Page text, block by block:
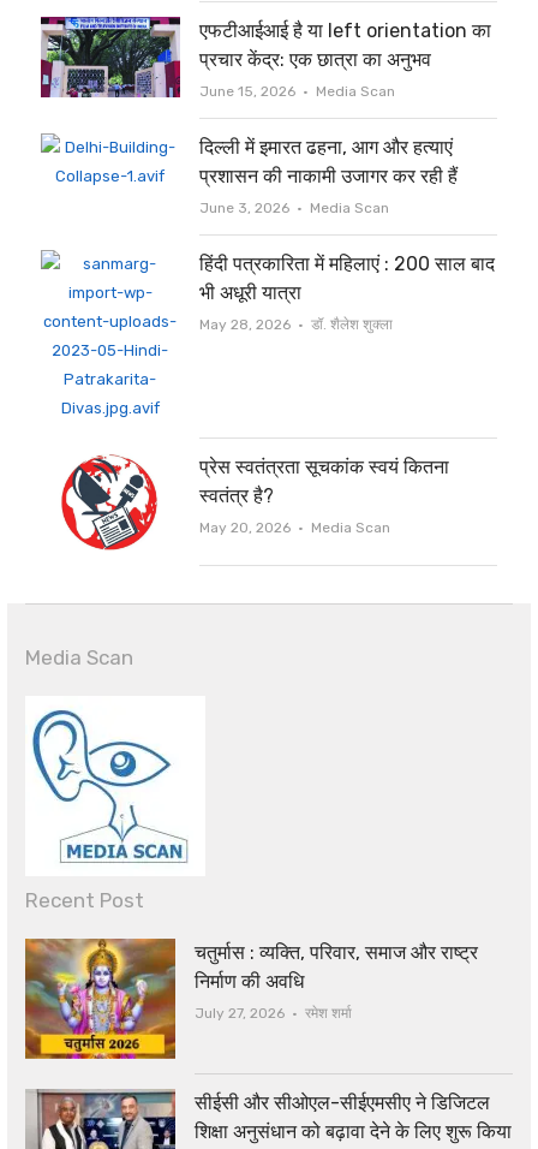
एफटीआईआई है या left orientation का
प्रचार केंद्र: एक छात्रा का अनुभव
June 15, 2026 Author
Media Scan
दिल्ली में इमारत ढहना, आग और हत्याएं
प्रशासन की नाकामी उजागर कर रही हैं
June 3, 2026 Author
Media Scan
हिंदी पत्रकारिता में महिलाएं : 200 साल बाद
भी अधूरी यात्रा
May 28, 2026 Author
डॉ. शैलेश शुक्ला
प्रेस स्वतंत्रता सूचकांक स्वयं कितना
स्वतंत्र है?
May 20, 2026 Author
Media Scan
Media Scan
Recent Post
चतुर्मास : व्यक्ति, परिवार, समाज और राष्ट्र
निर्माण की अवधि
July 27, 2026 Author
रमेश शर्मा
सीईसी और सीओएल-सीईएमसीए ने डिजिटल
शिक्षा अनुसंधान को बढ़ावा देने के लिए शुरू किया